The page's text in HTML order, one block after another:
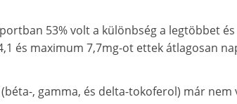
53% volt a különbség a legtöbbet
és maximum 7,7mg-ot ettek átlagosan
, gamma, és delta-tokoferol) már